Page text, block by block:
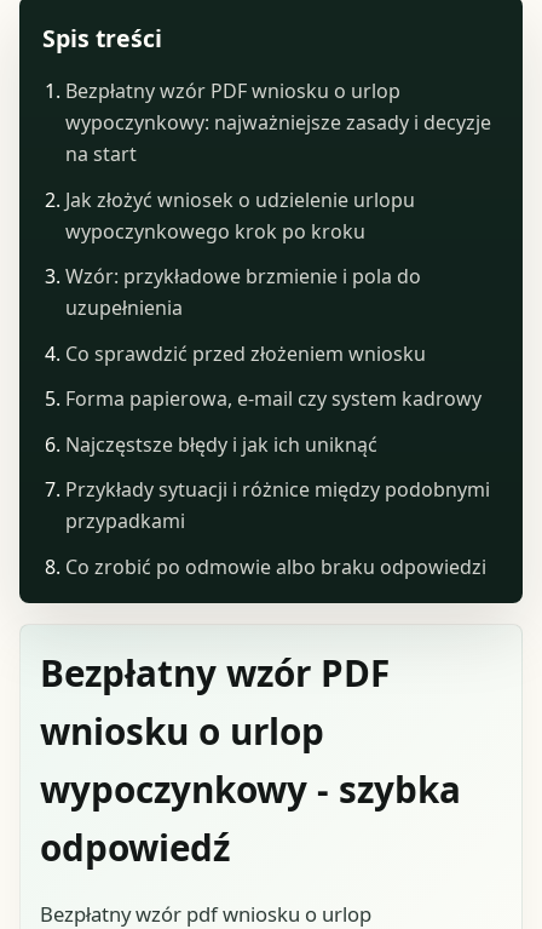
Bezpłatny wzór PDF
wniosku o urlop
wypoczynkowy - szybka
odpowiedź
Bezpłatny wzór pdf wniosku o urlop
Spis treści
Bezpłatny wzór PDF wniosku o urlop
wypoczynkowy: najważniejsze zasady i decyzje
na start
Jak złożyć wniosek o udzielenie urlopu
wypoczynkowego krok po kroku
Wzór: przykładowe brzmienie i pola do
uzupełnienia
Co sprawdzić przed złożeniem wniosku
Forma papierowa, e-mail czy system kadrowy
Najczęstsze błędy i jak ich uniknąć
Przykłady sytuacji i różnice między podobnymi
przypadkami
Co zrobić po odmowie albo braku odpowiedzi